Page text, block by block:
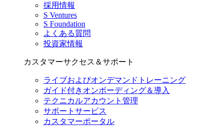
採用情報
S Ventures
S Foundation
よくある質問
投資家情報
カスタマーサクセス＆サポート
ライブおよびオンデマンドトレーニング
ガイド付きオンボーディング＆導入
テクニカルアカウント管理
サポートサービス
カスタマーポータル